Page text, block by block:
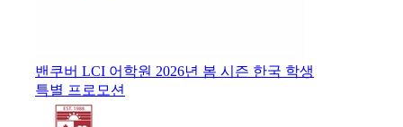
밴쿠버 LCI 어학원 2026년 봄 시즌 한국 학생
특별 프로모션